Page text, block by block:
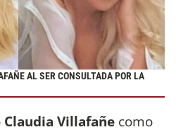
AL SER CONSULTADA POR LA
Claudia Villafañe como